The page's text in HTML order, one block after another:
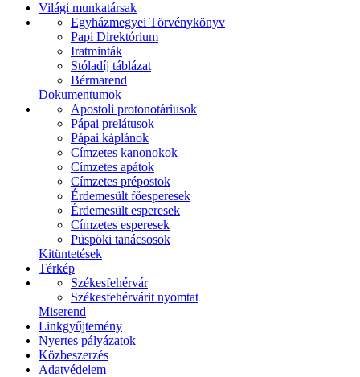
Világi munkatársak
Egyházmegyei Törvénykönyv
Papi Direktórium
Iratminták
Stóladíj táblázat
Bérmarend
Dokumentumok
Apostoli protonotáriusok
Pápai prelátusok
Pápai káplánok
Címzetes kanonokok
Címzetes apátok
Címzetes prépostok
Érdemesült főesperesek
Érdemesült esperesek
Címzetes esperesek
Püspöki tanácsosok
Kitüntetések
Térkép
Székesfehérvár
Székesfehérvárit nyomtat
Miserend
Linkgyűjtemény
Nyertes pályázatok
Közbeszerzés
Adatvédelem